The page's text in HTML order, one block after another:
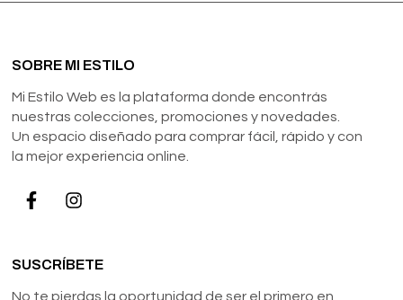
SOBRE MI ESTILO
Mi Estilo Web es la plataforma donde encontrás
nuestras colecciones, promociones y novedades.
Un espacio diseñado para comprar fácil, rápido y con
la mejor experiencia online.
SUSCRÍBETE
No te pierdas la oportunidad de ser el primero en